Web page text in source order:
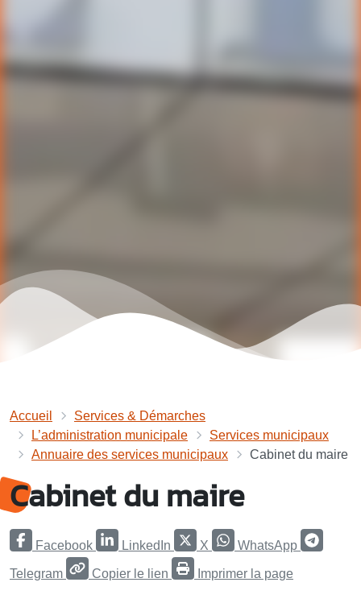
Accueil
Services & Démarches
L’administration municipale
Services municipaux
Annuaire des services municipaux
Cabinet du maire
Cabinet du maire
Facebook LinkedIn X WhatsApp
Telegram Copier le lien Imprimer la page